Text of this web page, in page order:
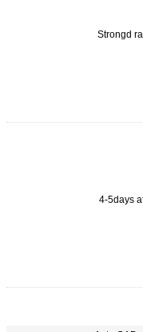
Strongd
4-5days